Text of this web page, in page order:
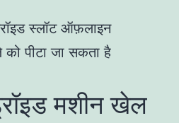
स्लॉट ऑफ़लाइन
पीटा जा सकता है
मशीन खेल